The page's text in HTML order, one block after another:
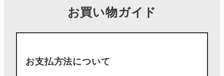
お買い物ガイド
お支払方法について